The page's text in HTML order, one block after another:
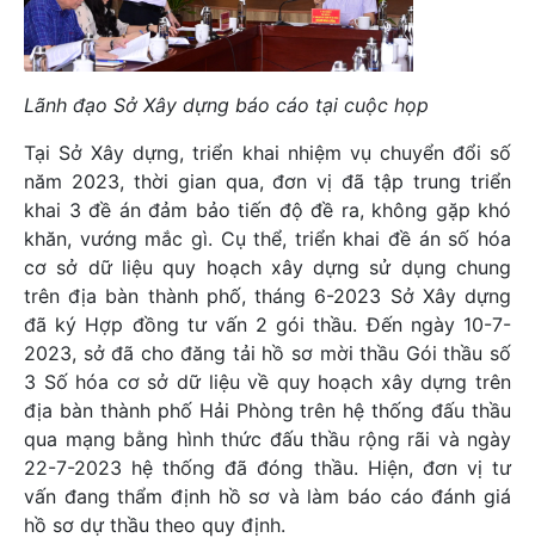
Lãnh đạo Sở Xây dựng báo cáo tại cuộc họp
Tại Sở Xây dựng, triển khai nhiệm vụ chuyển đổi số
năm 2023, thời gian qua, đơn vị đã tập trung triển
khai 3 đề án đảm bảo tiến độ đề ra, không gặp khó
khăn, vướng mắc gì. Cụ thể, triển khai đề án số hóa
cơ sở dữ liệu quy hoạch xây dựng sử dụng chung
trên địa bàn thành phố, tháng 6-2023 Sở Xây dựng
đã ký Hợp đồng tư vấn 2 gói thầu. Đến ngày 10-7-
2023, sở đã cho đăng tải hồ sơ mời thầu Gói thầu số
3 Số hóa cơ sở dữ liệu về quy hoạch xây dựng trên
địa bàn thành phố Hải Phòng trên hệ thống đấu thầu
qua mạng bằng hình thức đấu thầu rộng rãi và ngày
22-7-2023 hệ thống đã đóng thầu. Hiện, đơn vị tư
vấn đang thẩm định hồ sơ và làm báo cáo đánh giá
hồ sơ dự thầu theo quy định.